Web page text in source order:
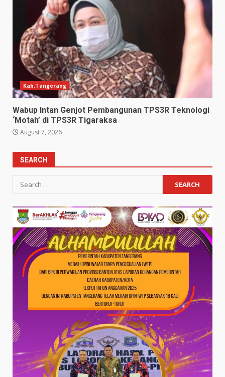
Kab.Tangerang
Wabup Intan Genjot Pembangunan TPS3R Teknologi
‘Motah’ di TPS3R Tigaraksa
August 7, 2026
SEARCH
Search
for: